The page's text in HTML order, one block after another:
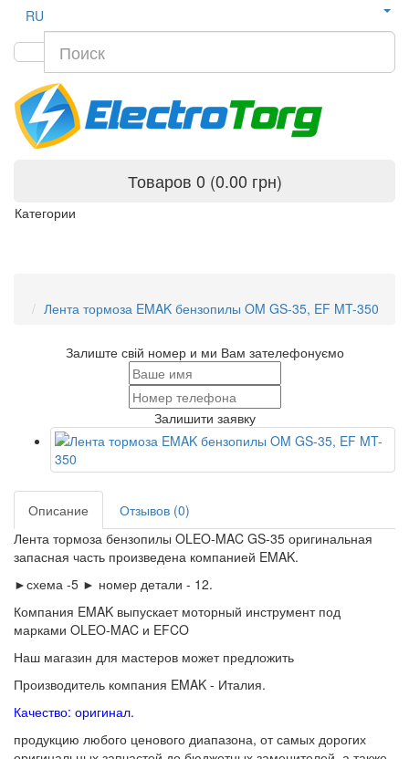
RU
Товаров 0 (0.00 грн)
Категории
Лента тормоза EMAK бензопилы OM GS-35, EF MT-350
Залиште свій номер и ми Вам зателефонуємо
Залишити заявку
Описание
Отзывов (0)
Лента тормоза бензопилы OLEO-MAC GS-35 оригинальная
запасная часть произведена компанией EMAK.
►схема -5 ► номер детали - 12.
Компания EMAK выпускает моторный инструмент под
марками OLEO-MAC и EFCO
Наш магазин для мастеров может предложить
Производитель компания EMAK - Италия.
Качество: оригинал.
продукцию любого ценового диапазона, от самых дорогих